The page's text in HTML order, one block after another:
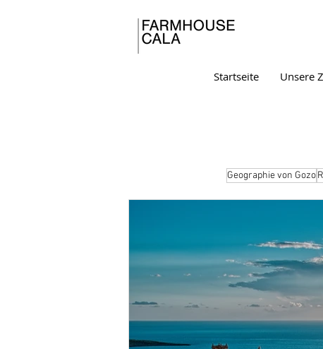
Startseite Unsere
Geographie von Gozo